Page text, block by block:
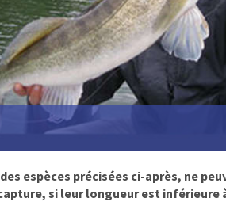
espèces précisées ci-après, ne
si leur longueur est inférieure